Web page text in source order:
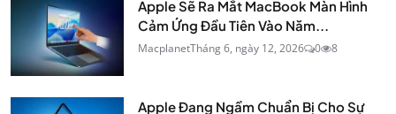
Apple Sẽ Ra Mắt MacBook Màn Hình
Cảm Ứng Đầu Tiên Vào Năm...
MacplanetTháng 6, ngày 12, 2026 0 8
Apple Đang Ngầm Chuẩn Bị Cho Sự